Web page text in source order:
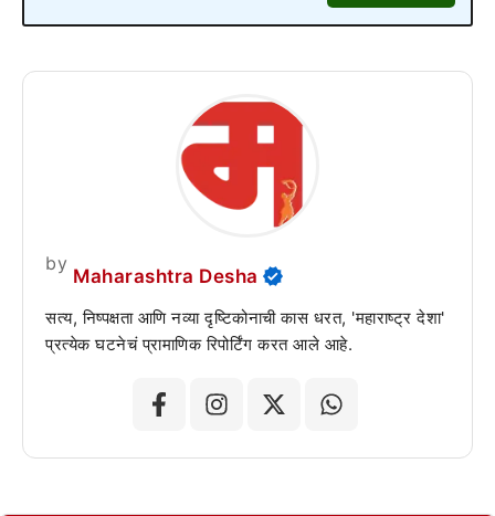
by
Maharashtra Desha
सत्य, निष्पक्षता आणि नव्या दृष्टिकोनाची कास धरत, 'महाराष्ट्र देशा'
प्रत्येक घटनेचं प्रामाणिक रिपोर्टिंग करत आले आहे.